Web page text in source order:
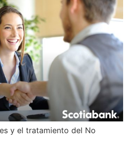
y el tratamiento del No